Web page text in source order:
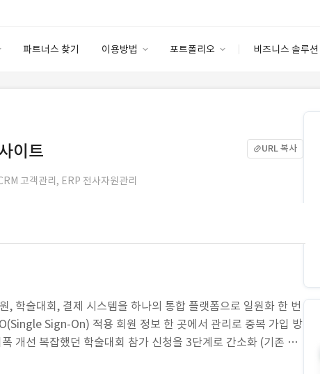
파트너스 찾기 이용방법 포트폴리오 비즈니스 솔루션
안심 코드 케어
스토어
이트 URL 복사
고객관리, ERP 전사자원관리
, 학술대회, 결제 시스템을 하나의 통합 플랫폼으로 일원화 한 번
Sign-On) 적용 회원 정보 한 곳에서 관리로 중복 가입 방
개선 복잡했던 학술대회 참가 신청을 3단계로 간소화 (기존 7